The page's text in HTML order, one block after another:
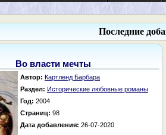
Последние
Во власти мечты
Автор: Картленд Барбара
Раздел: Исторические любовные романы
Год: 2004
Страниц: 98
Дата добавления: 26-07-2020